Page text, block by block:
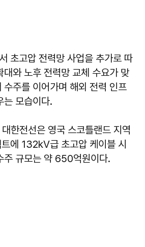
초고압 전력망 사업을 추가로 따
대와 노후 전력망 교체 수요가 맞
수주를 이어가며 해외 전력 인프
는 모습이다.
한전선은 영국 스코틀랜드 지역
에 132kV급 초고압 케이블 시
주 규모는 약 650억원이다.